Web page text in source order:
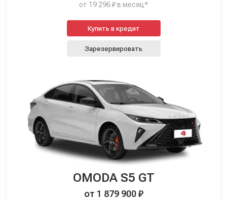
от 19 296 ₽ в месяц*
Купить в кредит
Зарезервировать
OMODA S5 GT
от 1 879 900 ₽